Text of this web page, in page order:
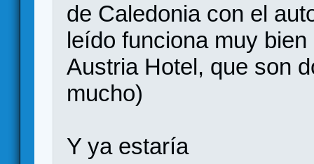
de Caledonia con el
leído funciona muy
Austria Hotel, que son
mucho)
Y ya estaría